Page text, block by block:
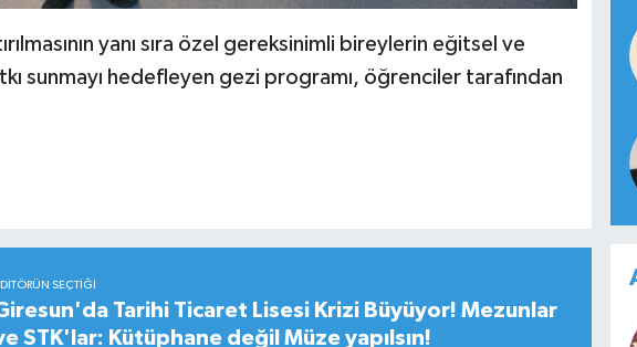
yanı sıra özel gereksinimli bireylerin eğitsel ve
sunmayı hedefleyen gezi programı, öğrenciler tarafından
SEÇTIĞI
Tarihi Ticaret Lisesi Krizi Büyüyor! Mezunlar
STK'lar: Kütüphane değil Müze yapılsın!